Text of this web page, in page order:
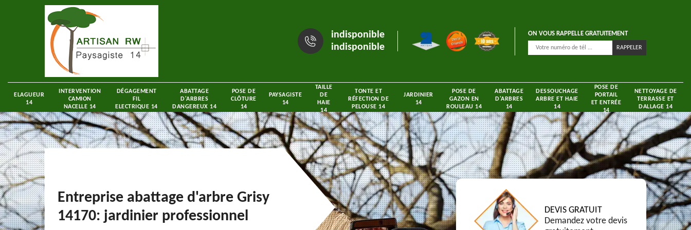
indisponible
indisponible
ON VOUS RAPPELLE GRATUITEMENT
ELAGUEUR
14
INTERVENTION
CAMION
NACELLE 14
DÉGAGEMENT
FIL
ELECTRIQUE 14
ABATTAGE
D'ARBRES
DANGEREUX 14
POSE DE
CLÔTURE
14
PAYSAGISTE
14
TAILLE
DE
HAIE
14
TONTE ET
RÉFECTION DE
PELOUSE 14
JARDINIER
14
POSE DE
GAZON EN
ROULEAU 14
ABATTAGE
D'ARBRES
14
DESSOUCHAGE
ARBRE ET HAIE
14
POSE DE
PORTAIL
ET ENTRÉE
14
NETTOYAGE DE
TERRASSE ET
DALLAGE 14
Entreprise abattage d'arbre Grisy
14170: jardinier professionnel
DEVIS GRATUIT
Demandez votre devis